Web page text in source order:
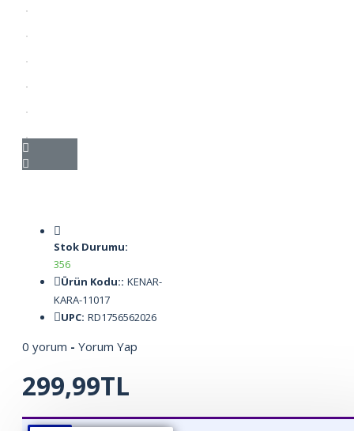
Stok Durumu:
356
Ürün Kodu:: KENAR-
KARA-11017
UPC: RD1756562026
0 yorum - Yorum Yap
299,99TL
ÜRÜN BILGISI ÜRÜN YORUMLARI